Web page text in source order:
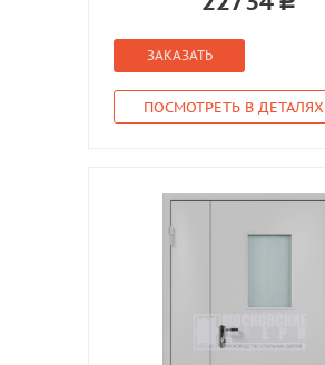
ЗАКАЗАТЬ
ПОСМОТРЕТЬ В ДЕТАЛЯХ